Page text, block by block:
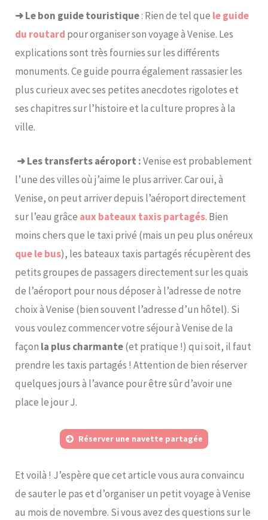
➜ Le bon guide touristique: Rien de tel que le guide
du routard pour organiser son voyage à Venise. Les
explications sont très fournies sur les différents
monuments. Ce guide pourra également rassasier les
plus curieux avec ses petites anecdotes rigolotes et
ses chapitres sur l’histoire et la culture propres à la
ville.
➜ Les transferts aéroport :Venise est probablement
l’une des villes où j’aime le plus arriver. Car oui, à
Venise, on peut arriver depuis l’aéroport directement
sur l’eau grâce aux bateaux taxis partagés. Bien
moins chers que le taxi privé (mais un peu plus onéreux
que le bus), les bateaux taxis partagés récupèrent des
petits groupes de passagers directement sur les quais
de l’aéroport pour nous déposer à l’adresse de notre
choix à Venise (bien souvent l’adresse d’un hôtel). Si
vous voulez commencer votre séjour à Venise de la
façon la plus charmante(et pratique !) qui soit, il faut
prendre les taxis partagés ! Attention de bien réserver
quelques jours à l’avance pour être sûr d’avoir une
place le jour J.
Réserver une navette partagée
Et voilà ! J’espère que cet article vous aura convaincu
de sauter le pas et d’organiser un petit voyage à Venise
au mois de novembre. Si vous avez des questions sur le